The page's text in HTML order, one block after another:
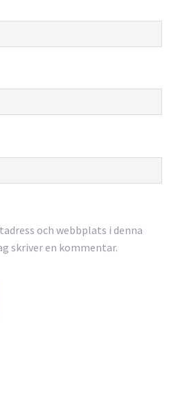
och webbplats i denna
skriver en kommentar.